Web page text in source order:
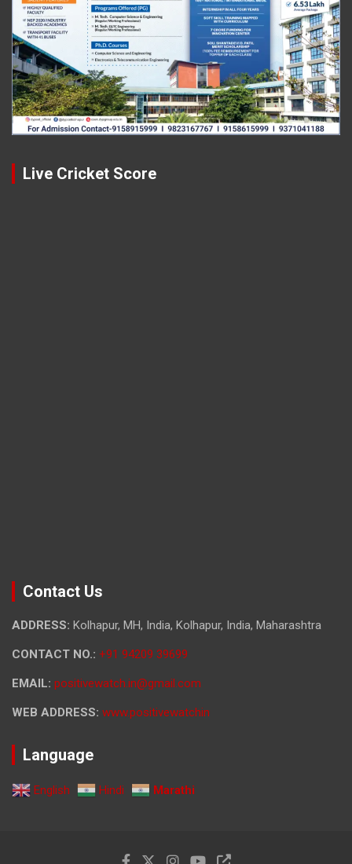
Live Cricket Score
Contact Us
ADDRESS: Kolhapur, MH, India, Kolhapur, India, Maharashtra
CONTACT NO.: +91 94209 39699
EMAIL: positivewatch.in@gmail.com
WEB ADDRESS: www.positivewatchin
Language
English Hindi Marathi